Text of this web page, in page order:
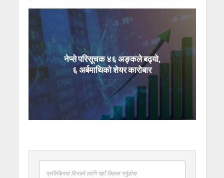
नेप्से परिसूचक ४६ अङ्कले बढ्यो,
६ अर्बमाथिको शेयर कारोबार
प्रतिक्रिया दिनको लागि यहाँ क्लिक गर्नुहोस्